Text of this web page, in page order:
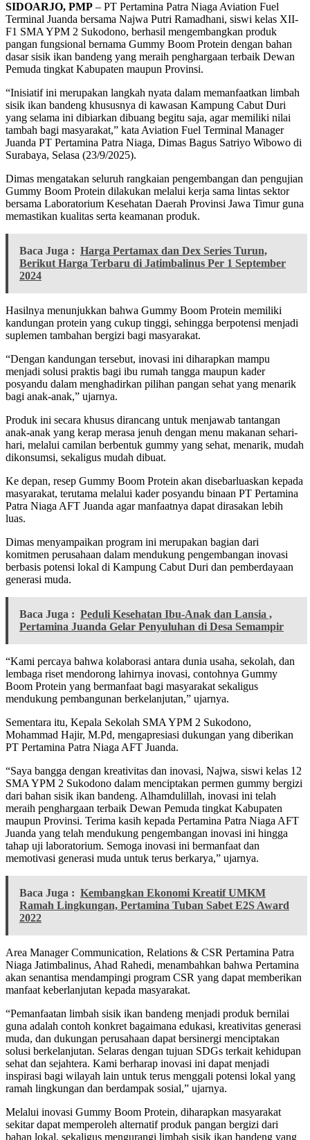
SIDOARJO, PMP – PT Pertamina Patra Niaga Aviation Fuel
Terminal Juanda bersama Najwa Putri Ramadhani, siswi kelas XII-
F1 SMA YPM 2 Sukodono, berhasil mengembangkan produk
pangan fungsional bernama Gummy Boom Protein dengan bahan
dasar sisik ikan bandeng yang meraih penghargaan terbaik Dewan
Pemuda tingkat Kabupaten maupun Provinsi.
“Inisiatif ini merupakan langkah nyata dalam memanfaatkan limbah
sisik ikan bandeng khususnya di kawasan Kampung Cabut Duri
yang selama ini dibiarkan dibuang begitu saja, agar memiliki nilai
tambah bagi masyarakat,” kata Aviation Fuel Terminal Manager
Juanda PT Pertamina Patra Niaga, Dimas Bagus Satriyo Wibowo di
Surabaya, Selasa (23/9/2025).
Dimas mengatakan seluruh rangkaian pengembangan dan pengujian
Gummy Boom Protein dilakukan melalui kerja sama lintas sektor
bersama Laboratorium Kesehatan Daerah Provinsi Jawa Timur guna
memastikan kualitas serta keamanan produk.
Baca Juga : Harga Pertamax dan Dex Series Turun,
Berikut Harga Terbaru di Jatimbalinus Per 1 September
2024
Hasilnya menunjukkan bahwa Gummy Boom Protein memiliki
kandungan protein yang cukup tinggi, sehingga berpotensi menjadi
suplemen tambahan bergizi bagi masyarakat.
“Dengan kandungan tersebut, inovasi ini diharapkan mampu
menjadi solusi praktis bagi ibu rumah tangga maupun kader
posyandu dalam menghadirkan pilihan pangan sehat yang menarik
bagi anak-anak,” ujarnya.
Produk ini secara khusus dirancang untuk menjawab tantangan
anak-anak yang kerap merasa jenuh dengan menu makanan sehari-
hari, melalui camilan berbentuk gummy yang sehat, menarik, mudah
dikonsumsi, sekaligus mudah dibuat.
Ke depan, resep Gummy Boom Protein akan disebarluaskan kepada
masyarakat, terutama melalui kader posyandu binaan PT Pertamina
Patra Niaga AFT Juanda agar manfaatnya dapat dirasakan lebih
luas.
Dimas menyampaikan program ini merupakan bagian dari
komitmen perusahaan dalam mendukung pengembangan inovasi
berbasis potensi lokal di Kampung Cabut Duri dan pemberdayaan
generasi muda.
Baca Juga : Peduli Kesehatan Ibu-Anak dan Lansia ,
Pertamina Juanda Gelar Penyuluhan di Desa Semampir
“Kami percaya bahwa kolaborasi antara dunia usaha, sekolah, dan
lembaga riset mendorong lahirnya inovasi, contohnya Gummy
Boom Protein yang bermanfaat bagi masyarakat sekaligus
mendukung pembangunan berkelanjutan,” ujarnya.
Sementara itu, Kepala Sekolah SMA YPM 2 Sukodono,
Mohammad Hajir, M.Pd, mengapresiasi dukungan yang diberikan
PT Pertamina Patra Niaga AFT Juanda.
“Saya bangga dengan kreativitas dan inovasi, Najwa, siswi kelas 12
SMA YPM 2 Sukodono dalam menciptakan permen gummy bergizi
dari bahan sisik ikan bandeng. Alhamdulillah, inovasi ini telah
meraih penghargaan terbaik Dewan Pemuda tingkat Kabupaten
maupun Provinsi. Terima kasih kepada Pertamina Patra Niaga AFT
Juanda yang telah mendukung pengembangan inovasi ini hingga
tahap uji laboratorium. Semoga inovasi ini bermanfaat dan
memotivasi generasi muda untuk terus berkarya,” ujarnya.
Baca Juga : Kembangkan Ekonomi Kreatif UMKM
Ramah Lingkungan, Pertamina Tuban Sabet E2S Award
2022
Area Manager Communication, Relations & CSR Pertamina Patra
Niaga Jatimbalinus, Ahad Rahedi, menambahkan bahwa Pertamina
akan senantisa mendampingi program CSR yang dapat memberikan
manfaat keberlanjutan kepada masyarakat.
“Pemanfaatan limbah sisik ikan bandeng menjadi produk bernilai
guna adalah contoh konkret bagaimana edukasi, kreativitas generasi
muda, dan dukungan perusahaan dapat bersinergi menciptakan
solusi berkelanjutan. Selaras dengan tujuan SDGs terkait kehidupan
sehat dan sejahtera. Kami berharap inovasi ini dapat menjadi
inspirasi bagi wilayah lain untuk terus menggali potensi lokal yang
ramah lingkungan dan berdampak sosial,” ujarnya.
Melalui inovasi Gummy Boom Protein, diharapkan masyarakat
sekitar dapat memperoleh alternatif produk pangan bergizi dari
bahan lokal, sekaligus mengurangi limbah sisik ikan bandeng yang